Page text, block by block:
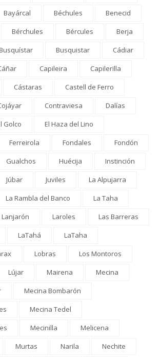
Bayárcal Béchules
Benecid
Bérchules Bércules
Berja
Busquistar
Cádiar
Capileira
Capilerilla
Cástaras
Castell de Ferro
Contraviesa
Dalías
Golco
El Haza del Lino
Ferreirola Fondales
Fondón
Gualchos Huécija
Instinción
Júbar Juviles
La Alpujarra
La Rambla del Banco
La Taha
Lanjarón Laroles
Las Barreras
LaTahá
LaTaha
Lobras
Los Montoros
Lújar Mairena
Mecina
Mecina Bombarón
Mecina Tedel
Mecinilla
Melicena
Murtas Narila
Nechite